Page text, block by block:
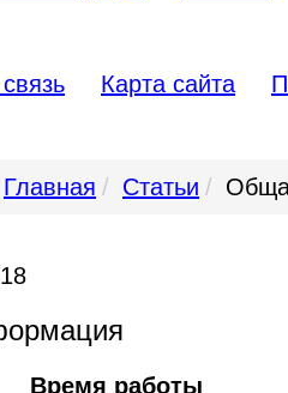
Карта сайта
Главная Статьи
Время работы